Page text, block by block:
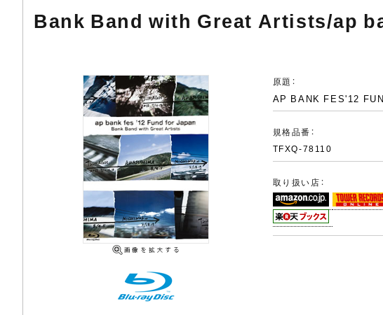
Bank Band with Great Artists/ap
原題：
AP BANK FES'12
規格品番：
TFXQ-78110
取り扱い店：